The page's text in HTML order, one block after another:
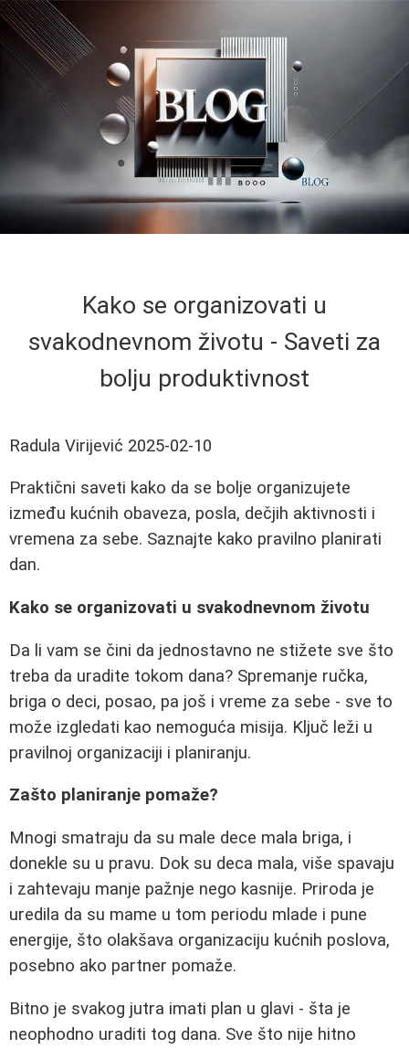
Kako se organizovati u
svakodnevnom životu - Saveti za
bolju produktivnost
Radula Virijević 2025-02-10
Praktični saveti kako da se bolje organizujete
između kućnih obaveza, posla, dečjih aktivnosti i
vremena za sebe. Saznajte kako pravilno planirati
dan.
Kako se organizovati u svakodnevnom životu
Da li vam se čini da jednostavno ne stižete sve što
treba da uradite tokom dana? Spremanje ručka,
briga o deci, posao, pa još i vreme za sebe - sve to
može izgledati kao nemoguća misija. Ključ leži u
pravilnoj organizaciji i planiranju.
Zašto planiranje pomaže?
Mnogi smatraju da su male dece mala briga, i
donekle su u pravu. Dok su deca mala, više spavaju
i zahtevaju manje pažnje nego kasnije. Priroda je
uredila da su mame u tom periodu mlade i pune
energije, što olakšava organizaciju kućnih poslova,
posebno ako partner pomaže.
Bitno je svakog jutra imati plan u glavi - šta je
neophodno uraditi tog dana. Sve što nije hitno